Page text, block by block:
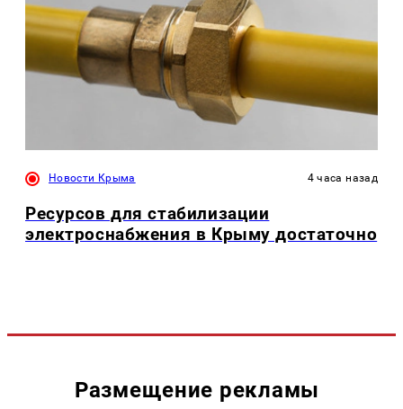
Новости Крыма 4 часа назад
Ресурсов для стабилизации
электроснабжения в Крыму достаточно
Размещение рекламы